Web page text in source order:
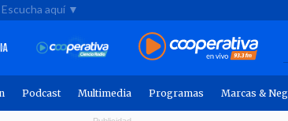
Escucha aquí ▼
Podcast Multimedia Programas Marcas &